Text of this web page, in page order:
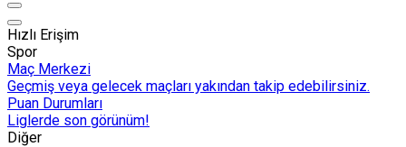
Hızlı Erişim
Spor
Maç Merkezi
Geçmiş veya gelecek maçları yakından takip edebilirsiniz.
Puan Durumları
Liglerde son görünüm!
Diğer